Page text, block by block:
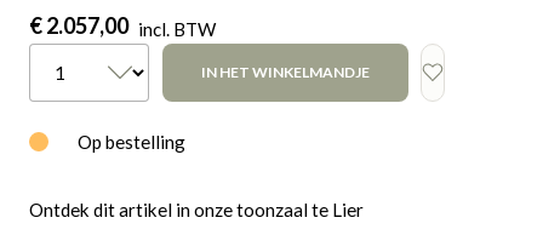
€ 2.057,00 incl. BTW
IN HET WINKELMANDJE
Op bestelling
Ontdek dit artikel in onze toonzaal te Lier